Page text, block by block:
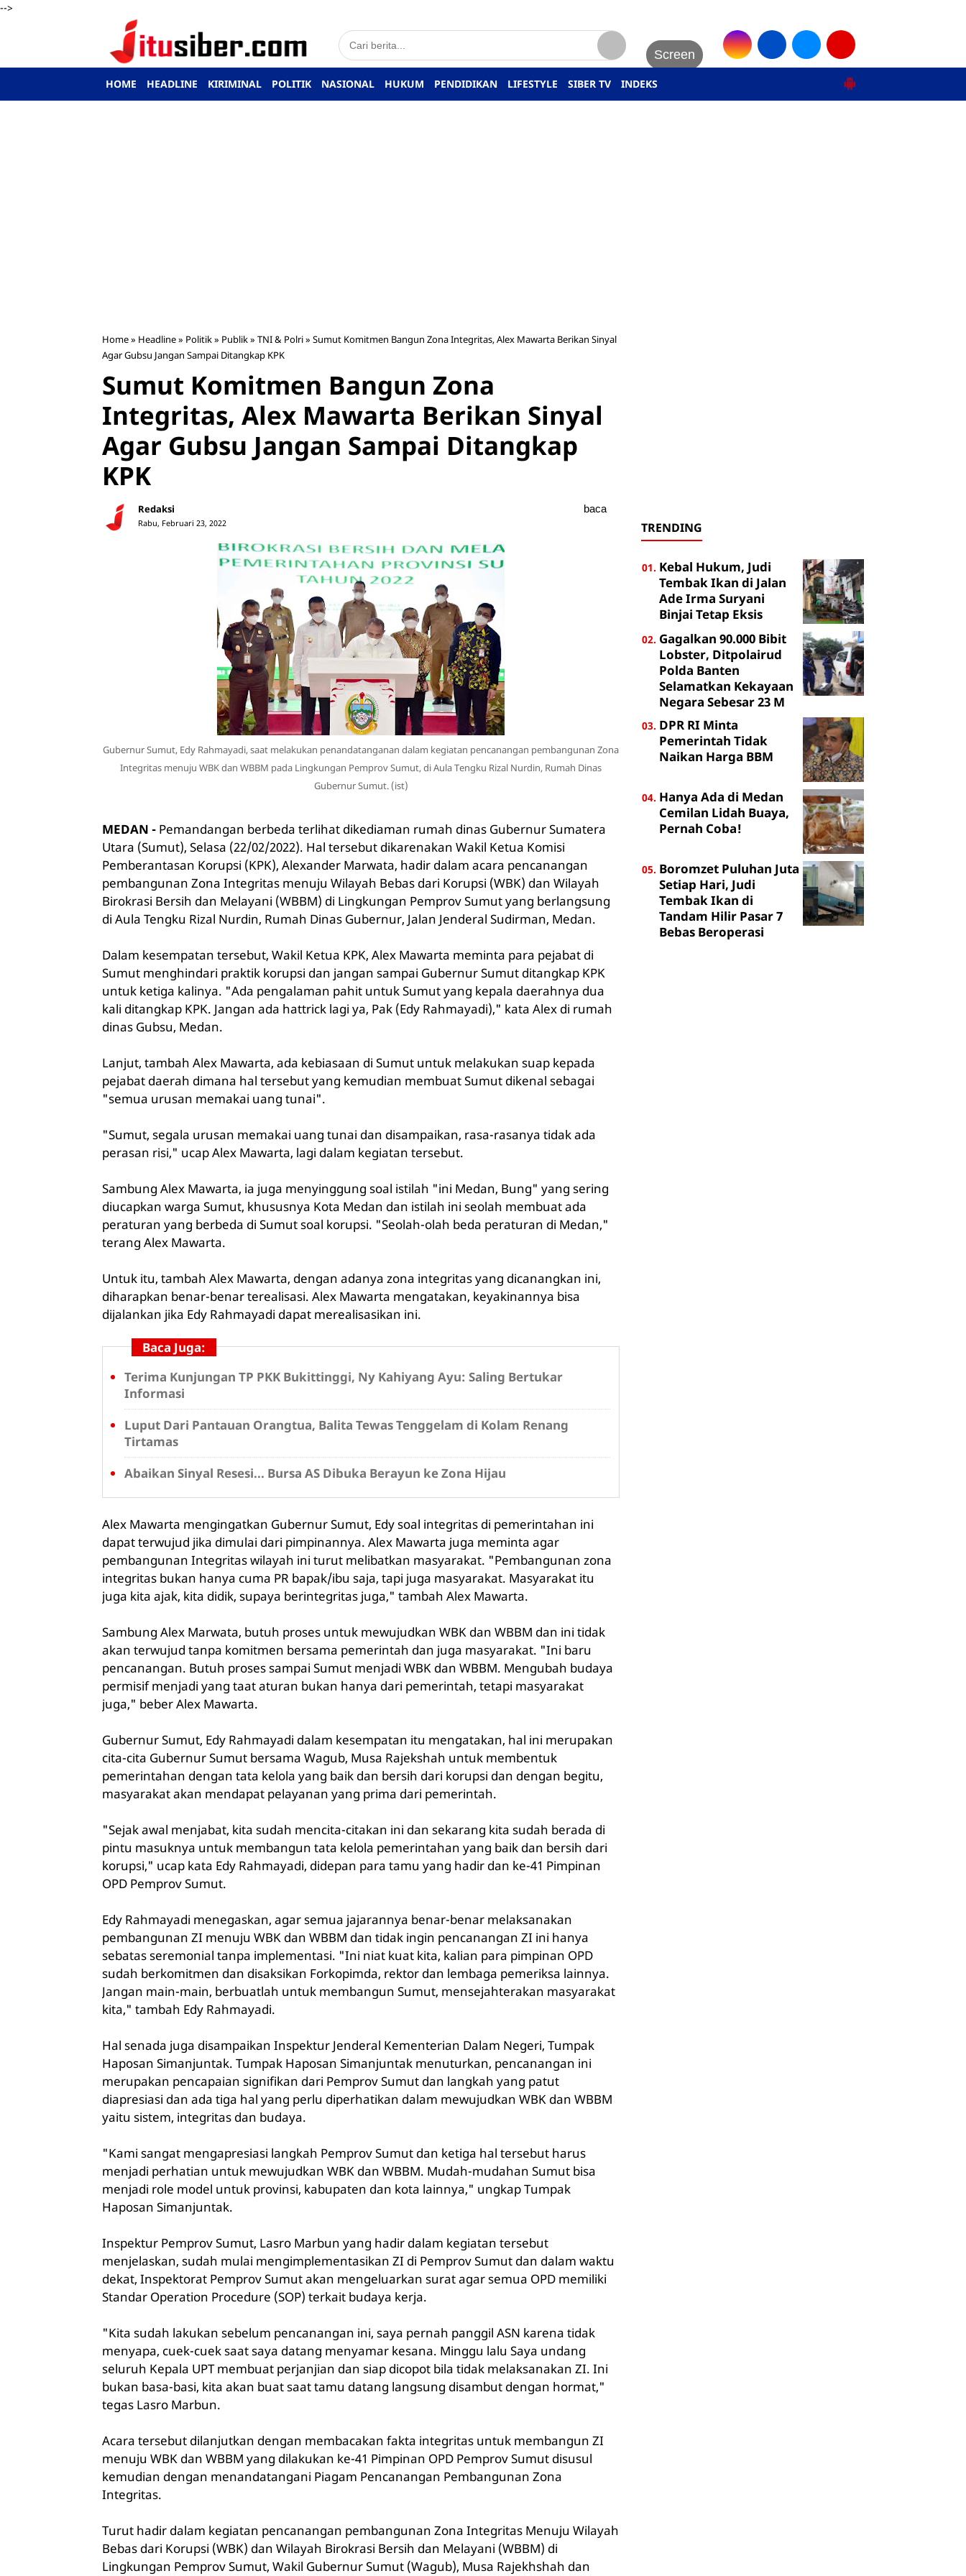
-->
Screen
HOME HEADLINE KIRIMINAL POLITIK NASIONAL HUKUM PENDIDIKAN LIFESTYLE SIBER TV INDEKS
Home» Headline» Politik» Publik» TNI & Polri» Sumut Komitmen Bangun Zona Integritas, Alex Mawarta Berikan Sinyal
Agar Gubsu Jangan Sampai Ditangkap KPK
Sumut Komitmen Bangun Zona
Integritas, Alex Mawarta Berikan Sinyal
Agar Gubsu Jangan Sampai Ditangkap
KPK
Redaksi
Rabu, Februari 23, 2022
baca
Gubernur Sumut, Edy Rahmayadi, saat melakukan penandatanganan dalam kegiatan pencanangan pembangunan Zona
Integritas menuju WBK dan WBBM pada Lingkungan Pemprov Sumut, di Aula Tengku Rizal Nurdin, Rumah Dinas
Gubernur Sumut. (ist)
MEDAN - Pemandangan berbeda terlihat dikediaman rumah dinas Gubernur Sumatera
Utara (Sumut), Selasa (22/02/2022). Hal tersebut dikarenakan Wakil Ketua Komisi
Pemberantasan Korupsi (KPK), Alexander Marwata, hadir dalam acara pencanangan
pembangunan Zona Integritas menuju Wilayah Bebas dari Korupsi (WBK) dan Wilayah
Birokrasi Bersih dan Melayani (WBBM) di Lingkungan Pemprov Sumut yang berlangsung
di Aula Tengku Rizal Nurdin, Rumah Dinas Gubernur, Jalan Jenderal Sudirman, Medan.
Dalam kesempatan tersebut, Wakil Ketua KPK, Alex Mawarta meminta para pejabat di
Sumut menghindari praktik korupsi dan jangan sampai Gubernur Sumut ditangkap KPK
untuk ketiga kalinya. "Ada pengalaman pahit untuk Sumut yang kepala daerahnya dua
kali ditangkap KPK. Jangan ada hattrick lagi ya, Pak (Edy Rahmayadi)," kata Alex di rumah
dinas Gubsu, Medan.
Lanjut, tambah Alex Mawarta, ada kebiasaan di Sumut untuk melakukan suap kepada
pejabat daerah dimana hal tersebut yang kemudian membuat Sumut dikenal sebagai
"semua urusan memakai uang tunai".
"Sumut, segala urusan memakai uang tunai dan disampaikan, rasa-rasanya tidak ada
perasan risi," ucap Alex Mawarta, lagi dalam kegiatan tersebut.
Sambung Alex Mawarta, ia juga menyinggung soal istilah "ini Medan, Bung" yang sering
diucapkan warga Sumut, khususnya Kota Medan dan istilah ini seolah membuat ada
peraturan yang berbeda di Sumut soal korupsi. "Seolah-olah beda peraturan di Medan,"
terang Alex Mawarta.
Untuk itu, tambah Alex Mawarta, dengan adanya zona integritas yang dicanangkan ini,
diharapkan benar-benar terealisasi. Alex Mawarta mengatakan, keyakinannya bisa
dijalankan jika Edy Rahmayadi dapat merealisasikan ini.
Baca Juga:
Terima Kunjungan TP PKK Bukittinggi, Ny Kahiyang Ayu: Saling Bertukar
Informasi
Luput Dari Pantauan Orangtua, Balita Tewas Tenggelam di Kolam Renang
Tirtamas
Abaikan Sinyal Resesi... Bursa AS Dibuka Berayun ke Zona Hijau
Alex Mawarta mengingatkan Gubernur Sumut, Edy soal integritas di pemerintahan ini
dapat terwujud jika dimulai dari pimpinannya. Alex Mawarta juga meminta agar
pembangunan Integritas wilayah ini turut melibatkan masyarakat. "Pembangunan zona
integritas bukan hanya cuma PR bapak/ibu saja, tapi juga masyarakat. Masyarakat itu
juga kita ajak, kita didik, supaya berintegritas juga," tambah Alex Mawarta.
Sambung Alex Marwata, butuh proses untuk mewujudkan WBK dan WBBM dan ini tidak
akan terwujud tanpa komitmen bersama pemerintah dan juga masyarakat. "Ini baru
pencanangan. Butuh proses sampai Sumut menjadi WBK dan WBBM. Mengubah budaya
permisif menjadi yang taat aturan bukan hanya dari pemerintah, tetapi masyarakat
juga," beber Alex Mawarta.
Gubernur Sumut, Edy Rahmayadi dalam kesempatan itu mengatakan, hal ini merupakan
cita-cita Gubernur Sumut bersama Wagub, Musa Rajekshah untuk membentuk
pemerintahan dengan tata kelola yang baik dan bersih dari korupsi dan dengan begitu,
masyarakat akan mendapat pelayanan yang prima dari pemerintah.
"Sejak awal menjabat, kita sudah mencita-citakan ini dan sekarang kita sudah berada di
pintu masuknya untuk membangun tata kelola pemerintahan yang baik dan bersih dari
korupsi," ucap kata Edy Rahmayadi, didepan para tamu yang hadir dan ke-41 Pimpinan
OPD Pemprov Sumut.
Edy Rahmayadi menegaskan, agar semua jajarannya benar-benar melaksanakan
pembangunan ZI menuju WBK dan WBBM dan tidak ingin pencanangan ZI ini hanya
sebatas seremonial tanpa implementasi. "Ini niat kuat kita, kalian para pimpinan OPD
sudah berkomitmen dan disaksikan Forkopimda, rektor dan lembaga pemeriksa lainnya.
Jangan main-main, berbuatlah untuk membangun Sumut, mensejahterakan masyarakat
kita," tambah Edy Rahmayadi.
Hal senada juga disampaikan Inspektur Jenderal Kementerian Dalam Negeri, Tumpak
Haposan Simanjuntak. Tumpak Haposan Simanjuntak menuturkan, pencanangan ini
merupakan pencapaian signifikan dari Pemprov Sumut dan langkah yang patut
diapresiasi dan ada tiga hal yang perlu diperhatikan dalam mewujudkan WBK dan WBBM
yaitu sistem, integritas dan budaya.
"Kami sangat mengapresiasi langkah Pemprov Sumut dan ketiga hal tersebut harus
menjadi perhatian untuk mewujudkan WBK dan WBBM. Mudah-mudahan Sumut bisa
menjadi role model untuk provinsi, kabupaten dan kota lainnya," ungkap Tumpak
Haposan Simanjuntak.
Inspektur Pemprov Sumut, Lasro Marbun yang hadir dalam kegiatan tersebut
menjelaskan, sudah mulai mengimplementasikan ZI di Pemprov Sumut dan dalam waktu
dekat, Inspektorat Pemprov Sumut akan mengeluarkan surat agar semua OPD memiliki
Standar Operation Procedure (SOP) terkait budaya kerja.
"Kita sudah lakukan sebelum pencanangan ini, saya pernah panggil ASN karena tidak
menyapa, cuek-cuek saat saya datang menyamar kesana. Minggu lalu Saya undang
seluruh Kepala UPT membuat perjanjian dan siap dicopot bila tidak melaksanakan ZI. Ini
bukan basa-basi, kita akan buat saat tamu datang langsung disambut dengan hormat,"
tegas Lasro Marbun.
Acara tersebut dilanjutkan dengan membacakan fakta integritas untuk membangun ZI
menuju WBK dan WBBM yang dilakukan ke-41 Pimpinan OPD Pemprov Sumut disusul
kemudian dengan menandatangani Piagam Pencanangan Pembangunan Zona
Integritas.
Turut hadir dalam kegiatan pencanangan pembangunan Zona Integritas Menuju Wilayah
Bebas dari Korupsi (WBK) dan Wilayah Birokrasi Bersih dan Melayani (WBBM) di
Lingkungan Pemprov Sumut, Wakil Gubernur Sumut (Wagub), Musa Rajekhshah dan
TRENDING
Kebal Hukum, Judi
Tembak Ikan di Jalan
Ade Irma Suryani
Binjai Tetap Eksis
Gagalkan 90.000 Bibit
Lobster, Ditpolairud
Polda Banten
Selamatkan Kekayaan
Negara Sebesar 23 M
DPR RI Minta
Pemerintah Tidak
Naikan Harga BBM
Hanya Ada di Medan
Cemilan Lidah Buaya,
Pernah Coba!
Boromzet Puluhan Juta
Setiap Hari, Judi
Tembak Ikan di
Tandam Hilir Pasar 7
Bebas Beroperasi